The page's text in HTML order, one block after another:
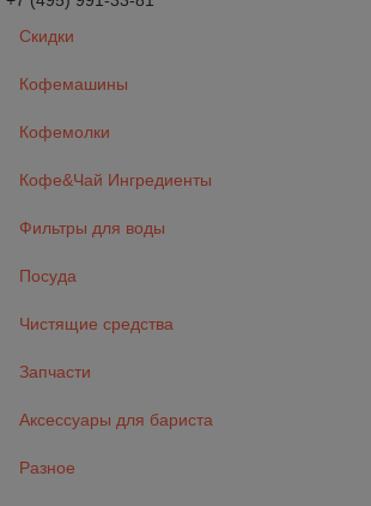
Скидки
Кофемашины
Кофемолки
Кофе&Чай Ингредиенты
Фильтры для воды
Посуда
Чистящие средства
Запчасти
Аксессуары для бариста
Разное